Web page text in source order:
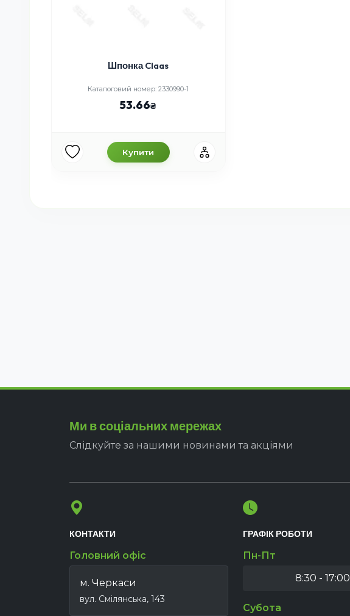
Шпонка Claas
Каталоговий номер: 2330990-1
53.66
Купити
Ми в соціальних мережах
Слідкуйте за нашими новинами та акціями
КОНТАКТИ
Головний офіс
м. Черкаси
вул. Смілянська, 143
ГРАФІК РОБОТИ
Пн-Пт
8:30 - 17:00
Субота